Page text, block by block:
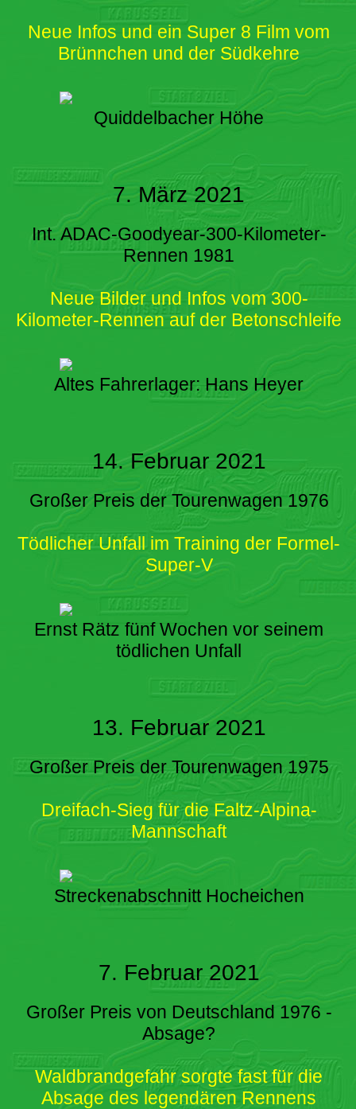
Neue Infos und ein Super 8 Film vom
Brünnchen und der Südkehre
Quiddelbacher Höhe
7. März 2021
Int. ADAC-Goodyear-300-Kilometer-
Rennen 1981
Neue Bilder und Infos vom 300-
Kilometer-Rennen auf der Betonschleife
Altes Fahrerlager: Hans Heyer
14. Februar 2021
Großer Preis der Tourenwagen 1976
Tödlicher Unfall im Training der Formel-
Super-V
Ernst Rätz fünf Wochen vor seinem
tödlichen Unfall
13. Februar 2021
Großer Preis der Tourenwagen 1975
Dreifach-Sieg für die Faltz-Alpina-
Mannschaft
Streckenabschnitt Hocheichen
7. Februar 2021
Großer Preis von Deutschland 1976 -
Absage?
Waldbrandgefahr sorgte fast für die
Absage des legendären Rennens